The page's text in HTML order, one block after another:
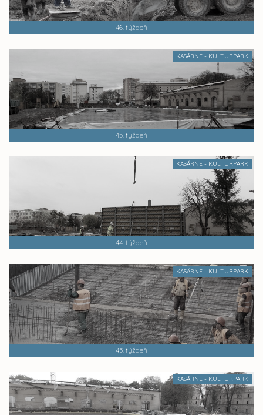
46. týždeň
KASÁRNE - KULTURPARK
45. týždeň
KASÁRNE - KULTURPARK
44. týždeň
KASÁRNE - KULTURPARK
43. týždeň
KASÁRNE - KULTURPARK